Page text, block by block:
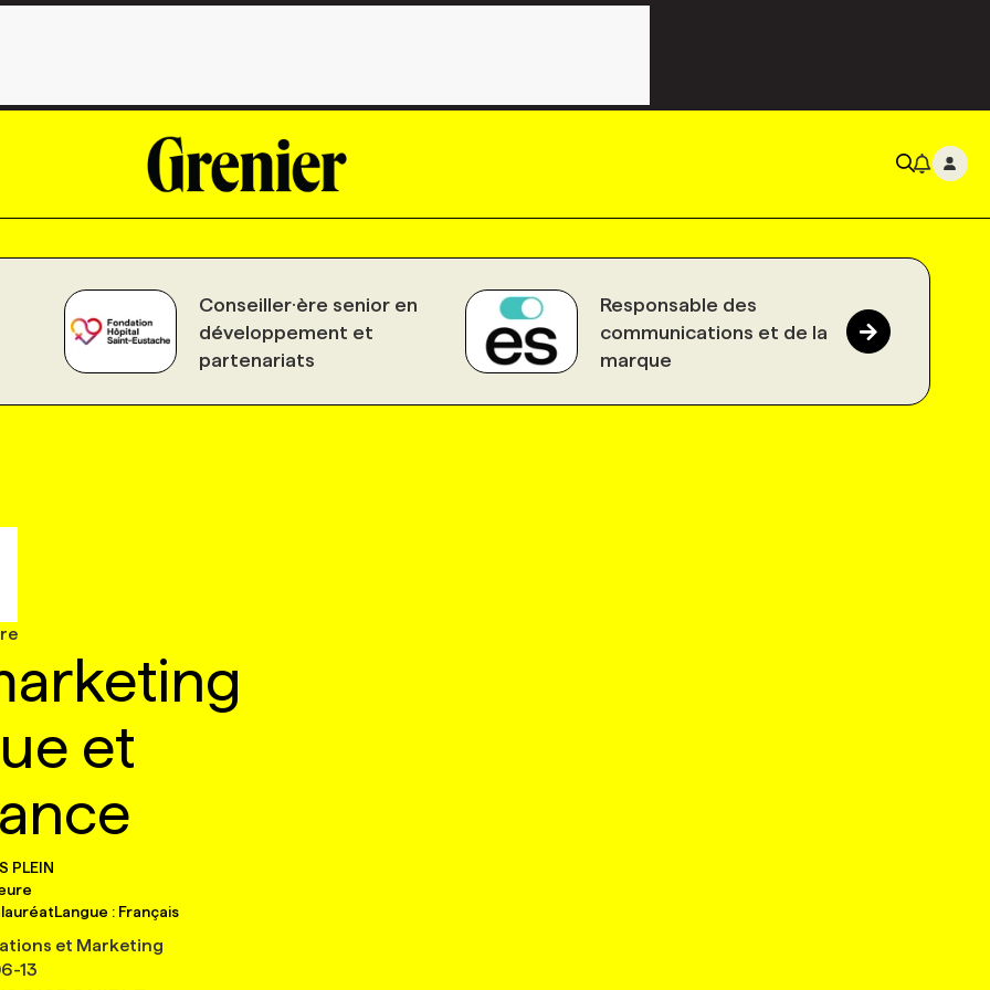
Conseiller·ère senior en
développement et
partenariats
Responsable des
communications et de la
marque
et
PLEIN
Langue : Français
et Marketing
13